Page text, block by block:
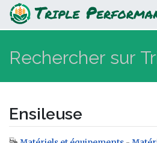
Ensileuse
Ensileuse